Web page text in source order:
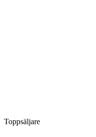
Toppsäljare